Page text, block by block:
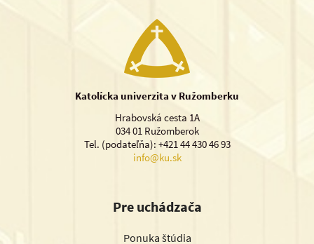
Katolícka univerzita v Ružomberku
Hrabovská cesta 1A
034 01 Ružomberok
Tel. (podateľňa): +421 44 430 46 93
info@ku.sk
Pre uchádzača
Ponuka štúdia